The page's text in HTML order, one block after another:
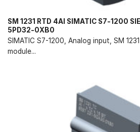
SM 1231 RTD 4AI SIMATIC S7-1200
5PD32-0XB0
SIMATIC S7-1200, Analog input, SM
module...